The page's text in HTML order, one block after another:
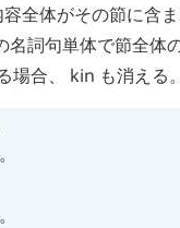
全体がその節に含
詞句単体で節全体
場合、 kin も消える